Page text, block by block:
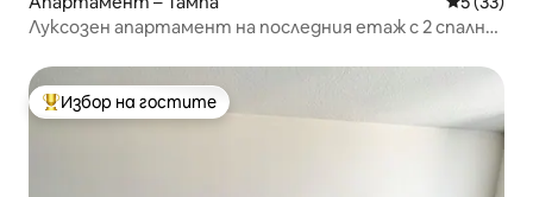
Луксозен апартамент на последния етаж с 2 спални |
Най-популярен избор на гостите
Избор на гостите